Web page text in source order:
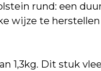
rund: een
wijze te
1,3kg. Dit stuk